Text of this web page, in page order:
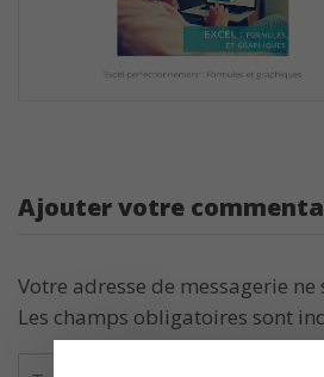
Ajouter votre
Votre adresse de messagerie
Les champs obligatoires sont